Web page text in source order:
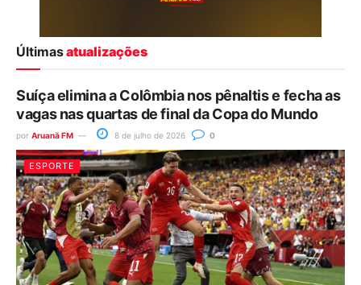
Últimasatualizações
Suíça elimina a Colômbia nos pênaltis e fecha as
vagas nas quartas de final da Copa do Mundo
por Aruanã FM 8 de julho de 2026 0
ESPORTE